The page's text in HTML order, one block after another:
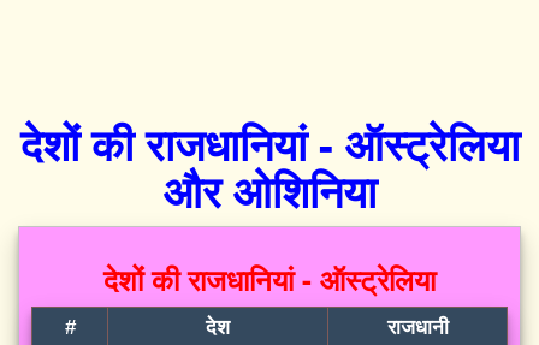
देशों की राजधानियां - ऑस्ट्रेलिया
और ओशिनिया
देशों की राजधानियां - ऑस्ट्रेलिया
# देश
राजधानी